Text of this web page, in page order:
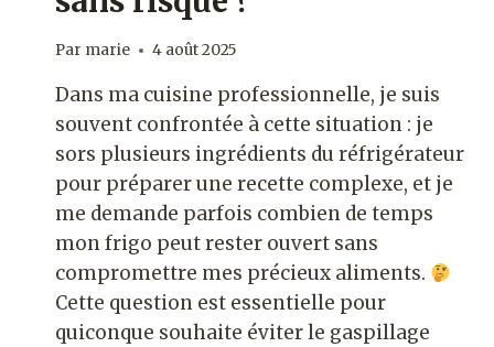
Par marie 4 août 2025
Dans ma cuisine professionnelle, je suis
souvent confrontée à cette situation : je
sors plusieurs ingrédients du réfrigérateur
pour préparer une recette complexe, et je
me demande parfois combien de temps
mon frigo peut rester ouvert sans
compromettre mes précieux aliments.
Cette question est essentielle pour
quiconque souhaite éviter le gaspillage